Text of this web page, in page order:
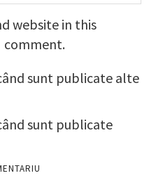
website in this
comment.
sunt publicate alte
sunt publicate